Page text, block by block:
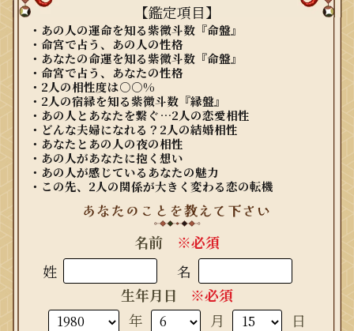
【鑑定項目】
・あの人の運命を知る紫微斗数『命盤』
・命宮で占う、あの人の性格
・あなたの命運を知る紫微斗数『命盤』
・命宮で占う、あなたの性格
・2人の相性度は○○%
・2人の宿縁を知る紫微斗数『縁盤』
・あの人とあなたを繋ぐ…2人の恋愛相性
・どんな夫婦になれる？2人の結婚相性
・あなたとあの人の夜の相性
・あの人があなたに抱く想い
・あの人が感じているあなたの魅力
・この先、2人の関係が大きく変わる恋の転機
名前
※必須
姓
名
生年月日
※必須
年
月
日